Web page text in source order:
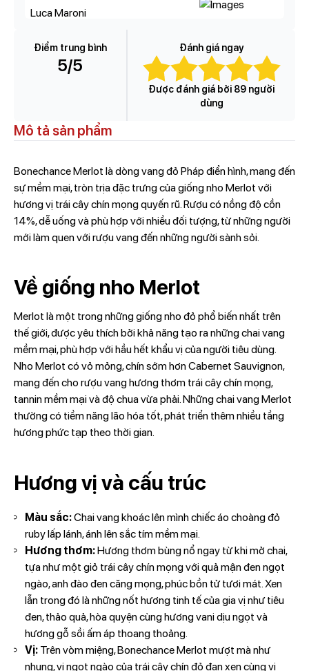
Luca Maroni
Điểm trung bình
5/5
Đánh giá ngay
Được đánh giá bởi 89 người
dùng
Mô tả sản phẩm
Bonechance Merlot là dòng vang đỏ Pháp điển hình, mang đến
sự mềm mại, tròn trịa đặc trưng của giống nho Merlot với
hương vị trái cây chín mọng quyến rũ. Rượu có nồng độ cồn
14%, dễ uống và phù hợp với nhiều đối tượng, từ những người
mới làm quen với rượu vang đến những người sành sỏi.
Về giống nho Merlot
Merlot là một trong những giống nho đỏ phổ biến nhất trên
thế giới, được yêu thích bởi khả năng tạo ra những chai vang
mềm mại, phù hợp với hầu hết khẩu vị của người tiêu dùng.
Nho Merlot có vỏ mỏng, chín sớm hơn Cabernet Sauvignon,
mang đến cho rượu vang hương thơm trái cây chín mọng,
tannin mềm mại và độ chua vừa phải. Những chai vang Merlot
thường có tiềm năng lão hóa tốt, phát triển thêm nhiều tầng
hương phức tạp theo thời gian.
Hương vị và cấu trúc
Màu sắc:Chai vang khoác lên mình chiếc áo choàng đỏ
ruby lấp lánh, ánh lên sắc tím mềm mại.
Hương thơm:Hương thơm bùng nổ ngay từ khi mở chai,
tựa như một giỏ trái cây chín mọng với quả mận đen ngọt
ngào, anh đào đen căng mọng, phúc bồn tử tươi mát. Xen
lẫn trong đó là những nốt hương tinh tế của gia vị như tiêu
đen, thảo quả, hòa quyện cùng hương vani dịu ngọt và
hương gỗ sồi ấm áp thoang thoảng.
Vị: Trên vòm miệng, Bonechance Merlot mượt mà như
nhung, vị ngọt ngào của trái cây chín đỏ đan xen cùng vị